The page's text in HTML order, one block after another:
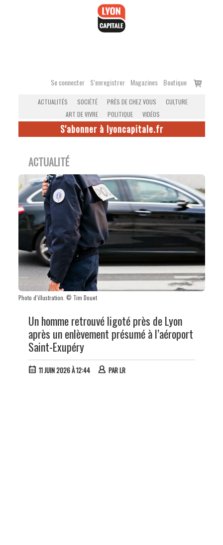
Se connecter S’enregistrer Magazines Boutique
Voir
ACTUALITÉS SOCIÉTÉ PRÈS DE CHEZ VOUS
CULTURE
ART DE VIVRE
POLITIQUE VIDÉOS
S'abonner à lyoncapitale.fr
ACTUALITÉ
Photo d’illustration. © Tim Douet
Un homme retrouvé ligoté près de Lyon
après un enlèvement présumé à l’aéroport
Saint-Exupéry
11 JUIN 2026 À 12:44 PARLR